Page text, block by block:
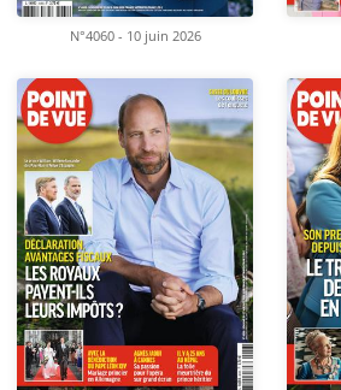
N°4060 - 10 juin 2026